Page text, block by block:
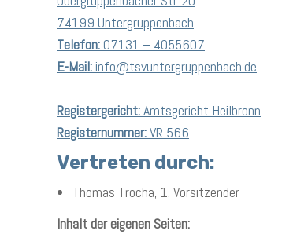
74199 Untergruppenbach
Telefon: 07131 – 4055607
E-Mail: info@tsvuntergruppenbach.de
Registergericht:Amtsgericht Heilbronn
Registernummer:VR 566
Vertreten durch:
Thomas Trocha, 1. Vorsitzender
Inhalt der eigenen Seiten: